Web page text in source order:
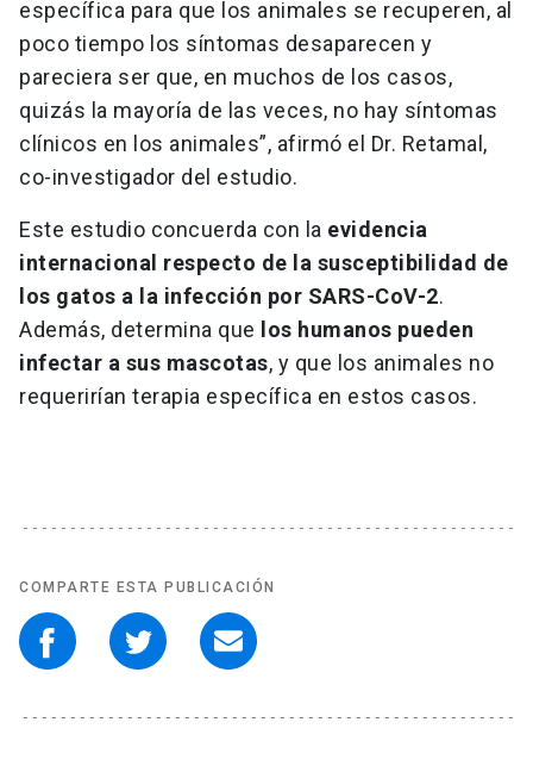
específica para que los animales se recuperen, al
poco tiempo los síntomas desaparecen y
pareciera ser que, en muchos de los casos,
quizás la mayoría de las veces, no hay síntomas
clínicos en los animales”, afirmó el Dr. Retamal,
co-investigador del estudio.
Este estudio concuerda con la evidencia
internacional respecto de la susceptibilidad de
los gatos a la infección por SARS-CoV-2.
Además, determina que
los humanos pueden
infectar a sus mascotas, y que los animales no
requerirían terapia específica en estos casos.
COMPARTE ESTA PUBLICACIÓN